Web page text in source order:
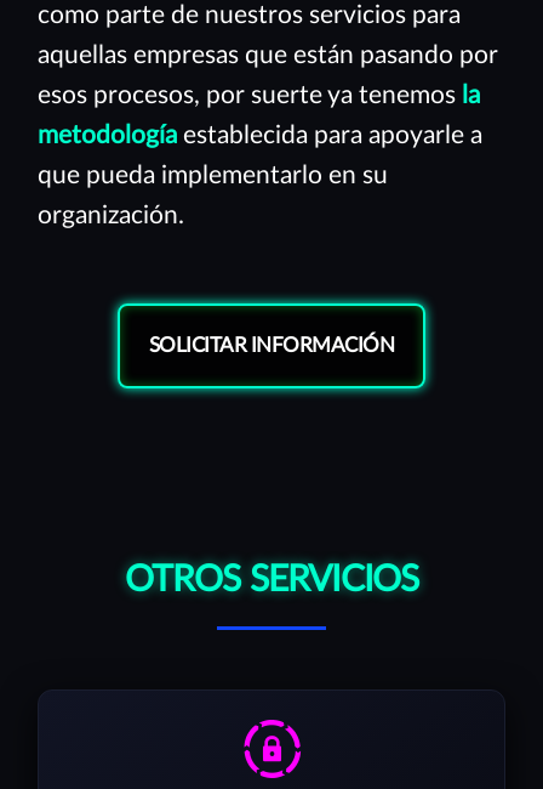
como parte de nuestros servicios para
aquellas empresas que están pasando por
esos procesos, por suerte ya tenemos la
metodología establecida para apoyarle a
que pueda implementarlo en su
organización.
SOLICITAR INFORMACIÓN
OTROS SERVICIOS